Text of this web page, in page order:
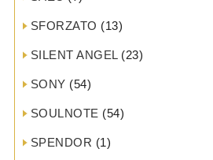
SFORZATO (13)
SILENT ANGEL(23)
SONY (54)
SOULNOTE (54)
SPENDOR (1)